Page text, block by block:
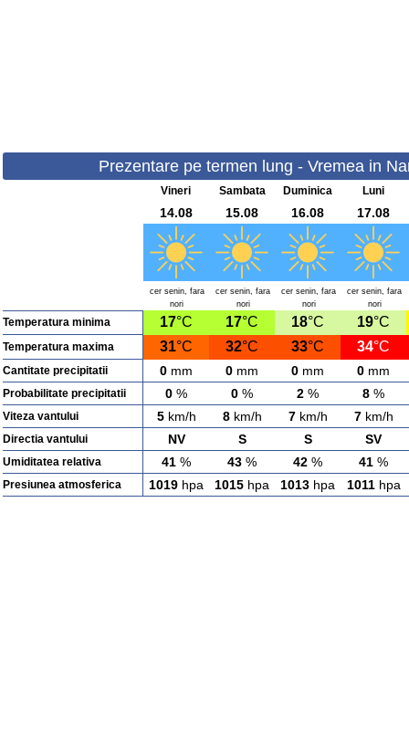
Prezentare pe termen lung - Vremea in
Vineri Sambata Duminica Luni
14.08 15.08 16.08 17.08
cer senin, fara
nori
cer senin, fara
nori
cer senin, fara
nori
cer senin, fara
nori
Temperatura minima 17°C 17°C 18°C 19°C
Temperatura maxima 31°C 32°C 33°C 34°C
Cantitate precipitatii 0 mm 0 mm 0 mm 0 mm
Probabilitate precipitatii 0 % 0 % 2 % 8 %
Viteza vantului 5km/h 8km/h 7km/h 7km/h
Directia vantului NV S S SV
Umiditatea relativa 41 % 43 % 42 % 41 %
Presiunea atmosferica 1019 hpa 1015 hpa 1013 hpa 1011hpa